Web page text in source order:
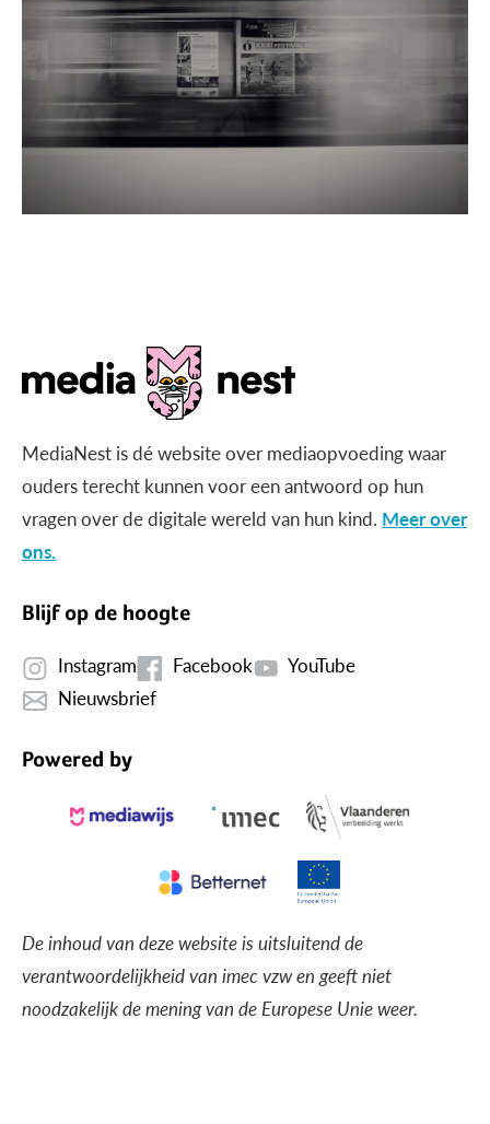
MediaNest is dé website over mediaopvoeding waar
ouders terecht kunnen voor een antwoord op hun
vragen over de digitale wereld van hun kind. Meer over
ons.
Blijf op de hoogte
Instagram Facebook
YouTube
Nieuwsbrief
Powered by
De inhoud van deze website is uitsluitend de
verantwoordelijkheid van imec vzw en geeft niet
noodzakelijk de mening van de Europese Unie weer.